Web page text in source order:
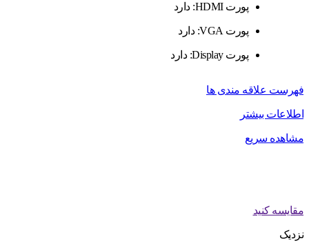
پورت HDMI: دارد
پورت VGA: دارد
پورت Display: دارد
فهرست علاقه مندی ها
اطلاعات بیشتر
مشاهده سریع
مقایسه کنید
نزدیک